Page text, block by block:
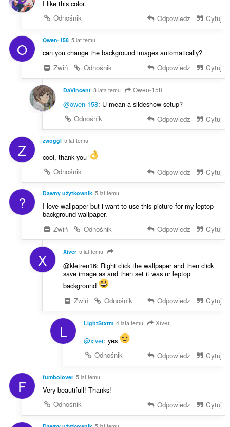
I like this color.
Odnośnik
Odpowiedz Cytuj
O Owen-158 5 lat temu
can you change the background images automatically?
Zwiń
Odnośnik Odpowiedz Cytuj
DaVincent 3 lata temu Owen-158
@owen-158: U mean a slideshow setup?
Odnośnik
Odpowiedz Cytuj
Z zwoggl 5 lat temu
cool, thank you
Odnośnik
Odpowiedz Cytuj
? Dawny użytkownik 5 lat temu
I love wallpaper but i want to use this picture for my leptop
background wallpaper.
Zwiń
Odnośnik Odpowiedz Cytuj
X Xiver 5 lat temu
@kletren16: Right click the wallpaper and then click
save image as and then set it was ur leptop
background
Zwiń
Odnośnik Odpowiedz Cytuj
L LightStxrm 4 lata temu Xiver
@xiver: yes
Odnośnik
Odpowiedz Cytuj
F fumbolover 5 lat temu
Very beautifull! Thanks!
Odnośnik
Odpowiedz Cytuj